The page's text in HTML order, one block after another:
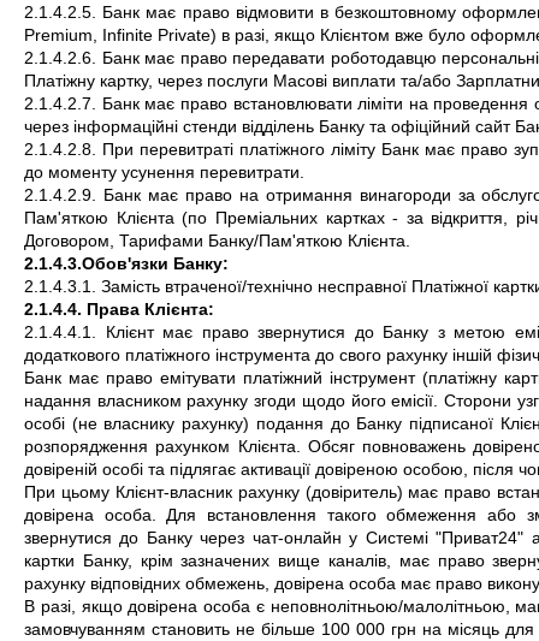
2.1.4.2.5. Банк має право відмовити в безкоштовному
Premium, Infinite Private) в разі, якщо Клієнтом вже було
2.1.4.2.6. Банк має право передавати роботодавцю
Платіжну картку, через послуги Масові виплати та/або
2.1.4.2.7. Банк має право встановлювати ліміти на проведення
через інформаційні стенди відділень Банку та офіційний сайт
2.1.4.2.8. При перевитраті платіжного ліміту Банк має право
до моменту усунення перевитрати.
2.1.4.2.9. Банк має право на отримання винагороди за
Пам'яткою Клієнта (по Преміальних картках - за відкриття,
Договором, Тарифами Банку/Пам'яткою Клієнта.
2.1.4.3.Обов'язки Банку:
2.1.4.3.1. Замість втраченої/технічно несправної Платіжної
2.1.4.4. Права Клієнта:
2.1.4.4.1. Клієнт має право звернутися до Банку з метою
додаткового платіжного інструмента до свого рахунку іншій
Банк має право емітувати платіжний інструмент (платіжну
надання власником рахунку згоди щодо його емісії. Сторони
особі (не власнику рахунку) подання до Банку підписаної
розпорядження рахунком Клієнта. Обсяг повноважень
довіреній особі та підлягає активації довіреною особою, після
При цьому Клієнт-власник рахунку (довіритель) має право
довірена особа. Для встановлення такого обмеження або
звернутися до Банку через чат-онлайн у Системі "Приват24"
картки Банку, крім зазначених вище каналів, має право
рахунку відповідних обмежень, довірена особа має право
В разі, якщо довірена особа є неповнолітньою/малолітньою,
замовчуванням становить не більше 100 000 грн на місяць